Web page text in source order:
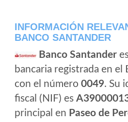
INFORMACIÓN
BANCO SANTANDER
Banco Santander
bancaria registrada en el
con el número 0049. Su
fiscal (NIF) es
principal en Paseo de